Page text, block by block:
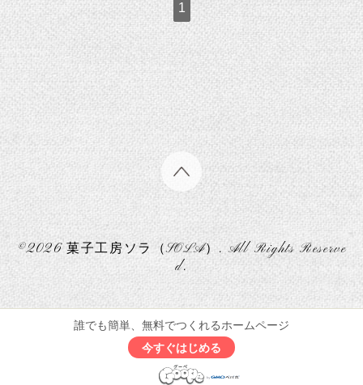
1
©2026菓子工房ソラ（SOLA） . All Rights Reserve
d.
誰でも簡単、無料でつくれるホームページ
今すぐはじめる